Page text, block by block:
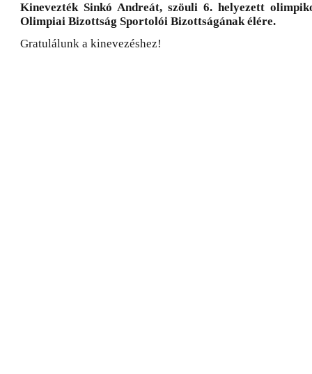
Kinevezték Sinkó Andreát, szöuli 6. helyezett
Olimpiai Bizottság Sportolói Bizottságának élére.
Gratulálunk a kinevezéshez!